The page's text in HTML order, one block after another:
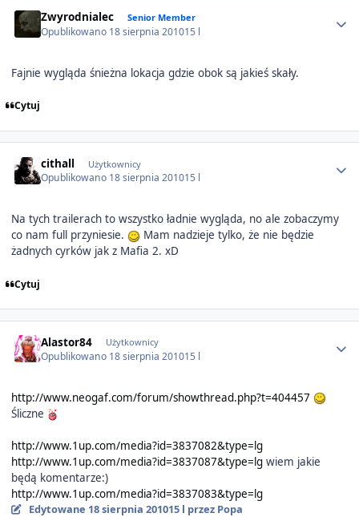
Zwyrodnialec Senior Member
Opublikowano 18 sierpnia 201015 l
Fajnie wygląda śnieżna lokacja gdzie obok są jakieś skały.
Cytuj
cithall Użytkownicy
Opublikowano 18 sierpnia 201015 l
Na tych trailerach to wszystko ładnie wygląda, no ale zobaczymy
co nam full przyniesie.
Mam nadzieje tylko, że nie będzie
żadnych cyrków jak z Mafia 2. xD
Cytuj
Alastor84 Użytkownicy
Opublikowano 18 sierpnia 201015 l
http://www.neogaf.com/forum/showthread.php?t=404457
Śliczne
http://www.1up.com/media?id=3837082&type=lg
http://www.1up.com/media?id=3837087&type=lgwiem jakie
będą komentarze:)
http://www.1up.com/media?id=3837083&type=lg
Edytowane 18 sierpnia 201015 l przez Popa